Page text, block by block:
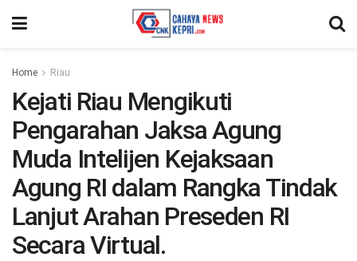
Home Riau
Kejati Riau Mengikuti
Pengarahan Jaksa Agung
Muda Intelijen Kejaksaan
Agung RI dalam Rangka Tindak
Lanjut Arahan Preseden RI
Secara Virtual.